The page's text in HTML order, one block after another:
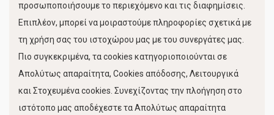
FOLLOW US
προσωποποιήσουμε το περιεχόμενο και τις διαφημίσεις.
Επιπλέον, μπορεί να μοιραστούμε πληροφορίες σχετικά με
τη χρήση σας του ιστοχώρου μας με του συνεργάτες μας.
Πιο συγκεκριμένα, τα cookies κατηγοριοποιούνται σε
Απολύτως απαραίτητα, Cookies απόδοσης, Λειτουργικά
και Στοχευμένα cookies. Συνεχίζοντας την πλοήγηση στο
ιστότοπο μας αποδέχεστε τα Απολύτως απαραίτητα